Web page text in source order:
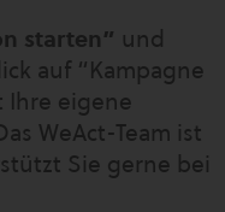
starten” und
auf “Kampagne
Ihre eigene
WeAct-Team ist
Sie gerne bei